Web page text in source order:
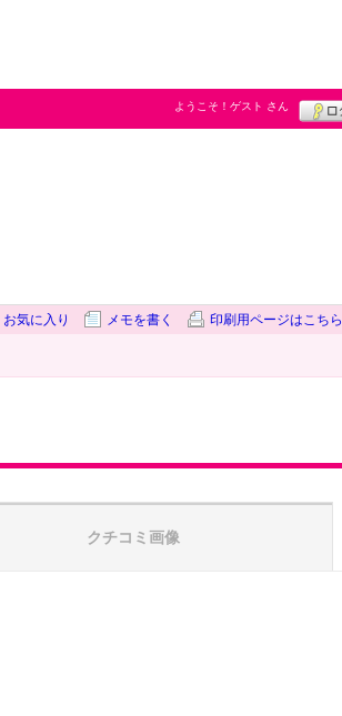
ようこそ！ ゲスト さん
お気に入り メモを書く 印刷用ページはこちら
クチコミ画像